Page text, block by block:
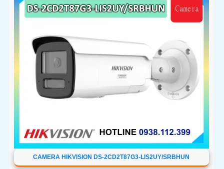
CAMERA HIKVISION DS-2CD2T87G3-LIS2UY/SRBHUN